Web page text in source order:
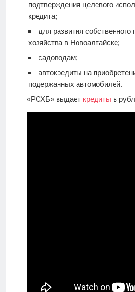
подтверждения целевого
кредита;
для развития собственного
хозяйства в Новоалтайске;
садоводам;
автокредиты на
подержанных автомобилей.
«РСХБ» выдает кредиты в